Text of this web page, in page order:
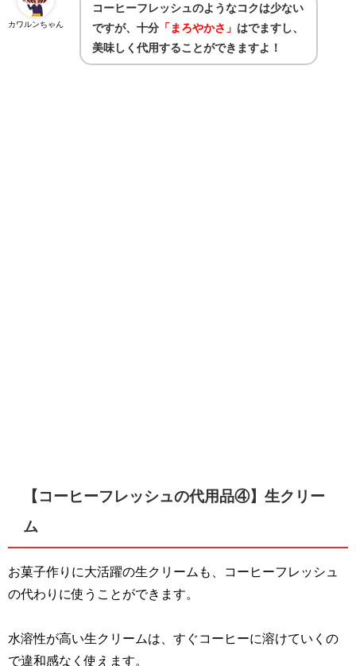
カワルンちゃん
コーヒーフレッシュのようなコクは少ない
ですが、十分 「まろやかさ」 はでますし、
美味しく代用することができますよ！
【コーヒーフレッシュの代用品④】生クリー
ム
お菓子作りに大活躍の生クリームも、コーヒーフレッシュ
の代わりに使うことができます。
水溶性が高い生クリームは、すぐコーヒーに溶けていくの
で違和感なく使えます。